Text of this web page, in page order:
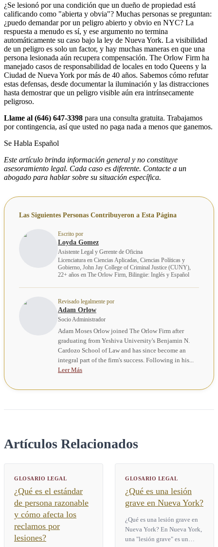
¿Se lesionó por una condición que un dueño de propiedad está
calificando como "abierta y obvia"? Muchas personas se preguntan:
¿puedo demandar por un peligro abierto y obvio en NYC? La
respuesta a menudo es sí, y ese argumento no termina
automáticamente su caso bajo la ley de Nueva York. La visibilidad
de un peligro es solo un factor, y hay muchas maneras en que una
persona lesionada aún recupera compensación. The Orlow Firm ha
manejado casos de responsabilidad de locales en todo Queens y la
Ciudad de Nueva York por más de 40 años. Sabemos cómo refutar
estas defensas, desde documentar la iluminación y las distracciones
hasta demostrar que un peligro visible aún era intrínsecamente
peligroso.
Llame al (646) 647-3398 para una consulta gratuita. Trabajamos
por contingencia, así que usted no paga nada a menos que ganemos.
Se Habla Español
Este artículo brinda información general y no constituye
asesoramiento legal. Cada caso es diferente. Contacte a un
abogado para hablar sobre su situación específica.
Las Siguientes Personas Contribuyeron a Esta Página
Escrito por
Loyda Gomez
Asistente Legal y Gerente de Oficina
Licenciatura en Ciencias Aplicadas, Ciencias Políticas y
Gobierno, John Jay College of Criminal Justice (CUNY),
22+ años en The Orlow Firm, Bilingüe: Inglés y Español
Revisado legalmente por
Adam Orlow
Socio Administrador
Adam Moses Orlow joined The Orlow Firm after
graduating from Yeshiva University's Benjamin N.
Cardozo School of Law and has since become an
integral part of the firm's success. Following in his...
Leer Más
Artículos Relacionados
GLOSARIO LEGAL
¿Qué es el estándar
de persona razonable
y cómo afecta los
reclamos por
lesiones?
GLOSARIO LEGAL
¿Qué es una lesión
grave en Nueva York?
¿Qué es una lesión grave en
Nueva York? En Nueva York,
una "lesión grave" es un